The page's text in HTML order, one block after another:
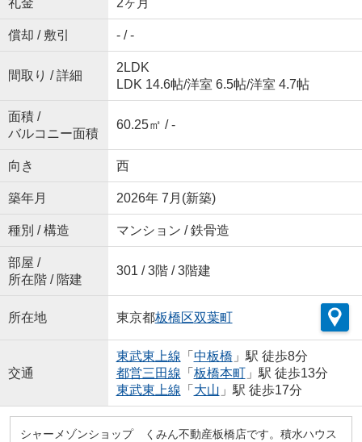
償却 / 敷引 - / -
間取り / 詳細
2LDK
LDK 14.6帖/洋室 6.5帖/洋室 4.7帖
面積 /
バルコニー面積
60.25㎡ / -
向き 西
築年月 2026年 7月(新築)
種別 / 構造 マンション / 鉄骨造
部屋 /
所在階 / 階建
301 / 3階 / 3階建
所在地 東京都板橋区双葉町
交通
東武東上線 「 中板橋 」駅 徒歩8分
都営三田線 「 板橋本町」駅 徒歩13分
東武東上線 「 大山 」駅 徒歩17分
シャーメゾンショップ くみん不動産板橋店です。積水ハウス